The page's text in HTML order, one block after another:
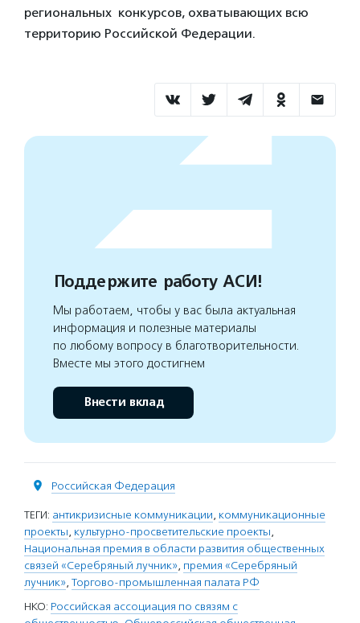
региональных конкурсов, охватывающих всю
территорию Российской Федерации.
Поддержите работу АСИ!
Мы работаем, чтобы у вас была актуальная
информация и полезные материалы
по любому вопросу в благотворительности.
Вместе мы этого достигнем
Внести вклад
Российская Федерация
ТЕГИ: антикризисные коммуникации, коммуникационные
проекты, культурно-просветительские проекты,
Национальная премия в области развития общественных
связей «Серебряный лучник», премия «Серебряный
лучник», Торгово-промышленная палата РФ
НКО: Российская ассоциация по связям с